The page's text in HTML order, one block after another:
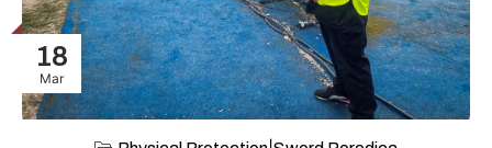
18
Mar